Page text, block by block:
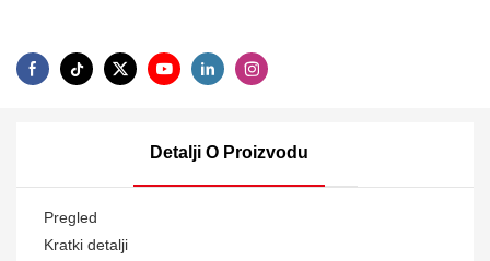
Detalji O Proizvodu
Pregled
Kratki detalji